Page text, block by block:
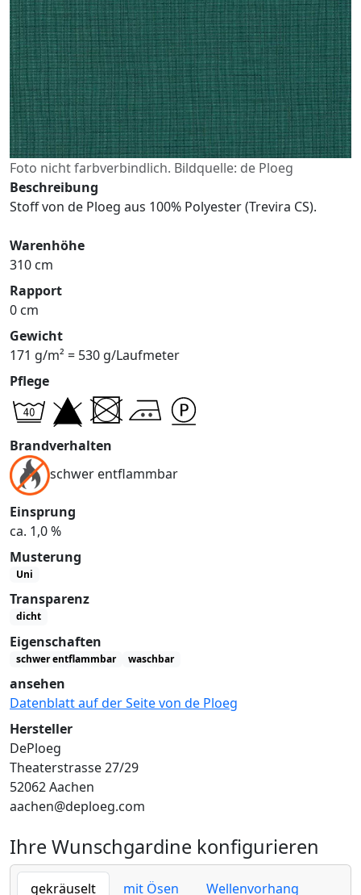
Foto nicht farbverbindlich. Bildquelle: de Ploeg
Beschreibung
Stoff von de Ploeg aus 100% Polyester (Trevira CS).
Warenhöhe
310 cm
Rapport
0 cm
Gewicht
171 g/m² = 530 g/Laufmeter
Pflege
Brandverhalten
schwer entflammbar
Einsprung
ca. 1,0 %
Musterung
Uni
Transparenz
dicht
Eigenschaften
schwer entflammbar waschbar
ansehen
Datenblatt auf der Seite von de Ploeg
Hersteller
DePloeg
Theaterstrasse 27/29
52062 Aachen
aachen@deploeg.com
Ihre Wunschgardine konfigurieren
gekräuselt mit Ösen Wellenvorhang